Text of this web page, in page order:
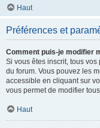
Haut
Préférences et
Comment puis-je modifier
Si vous êtes inscrit, tous
du forum. Vous pouvez les
accessible en cliquant sur
vous permet de modifier
Haut